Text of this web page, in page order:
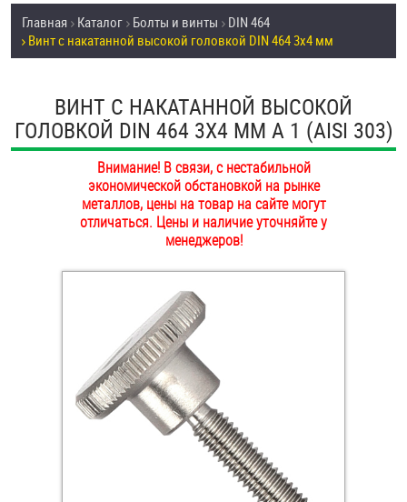
УСЛУГИ
СКИДКИ
ОПТ
ПОКУПАТЕЛЯМ
ОПЛАТА И ДОСТАВКА
НАШИ МАГАЗИНЫ
Товары со скидкой
Анкеры
Антивандальный крепёж, инструмент
Болты и винты
Втулки
Дюймовый крепёж
Заклепки (Гайки-Заклепки)
Крюки, кольца с метрической резьбой
Главная Каталог Болты и винты
DIN 464
Винт с накатанной высокой головкой DIN 464 3х4 мм
ВИНТ С НАКАТАННОЙ ВЫСОКОЙ
ГОЛОВКОЙ DIN 464 3Х4 ММ А 1 (AISI 303)
Внимание! В связи, с нестабильной
экономической обстановкой на рынке
металлов, цены на товар на сайте могут
отличаться. Цены и наличие уточняйте у
менеджеров!